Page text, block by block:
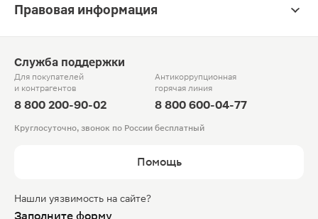
Правовая информация
Служба поддержки
Для покупателей
и контрагентов
8 800 200-90-02
Антикоррупционная
горячая линия
8 800 600-04-77
Круглосуточно, звонок по России бесплатный
Помощь
Нашли уязвимость на сайте?
Заполните форму